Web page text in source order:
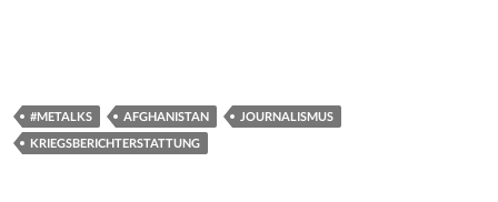
#METALKS AFGHANISTAN
JOURNALISMUS
KRIEGSBERICHTERSTATTUNG